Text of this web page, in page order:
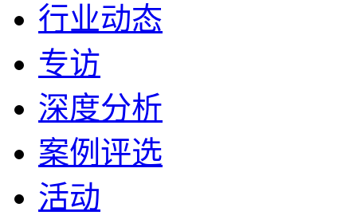
行业动态
专访
深度分析
案例评选
活动